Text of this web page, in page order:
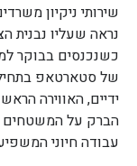
שירותי ניקיון
נראה שעליו נבנית
כשנכנסים בבוקר
של סטארטאפ
ידיים, האווירה
הברק על המשטחים
עבודה חיוני